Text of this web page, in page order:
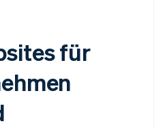
für